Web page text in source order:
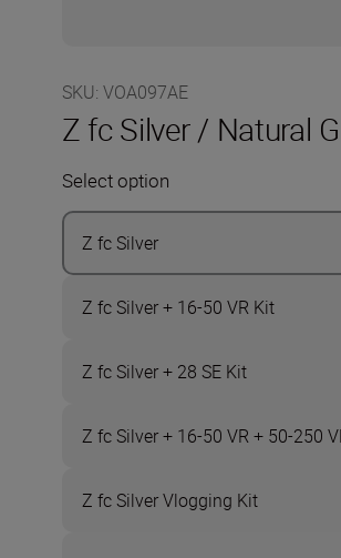
SKU: VOA097AE
Z fc Silver / Natural
Select option
Z fc Silver
Z fc Silver + 16-50 VR Kit
Z fc Silver + 28 SE Kit
Z fc Silver + 16-50 VR + 50-250
Z fc Silver Vlogging Kit